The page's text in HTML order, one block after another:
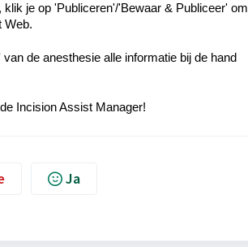
klik je op 'Publiceren'/'Bewaar & Publiceer' om
Web.
de anesthesie alle informatie bij de hand
Incision Assist Manager!
Ja